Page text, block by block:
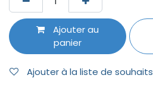
Ajouter au
panier
Ajouter à la liste de souhaits